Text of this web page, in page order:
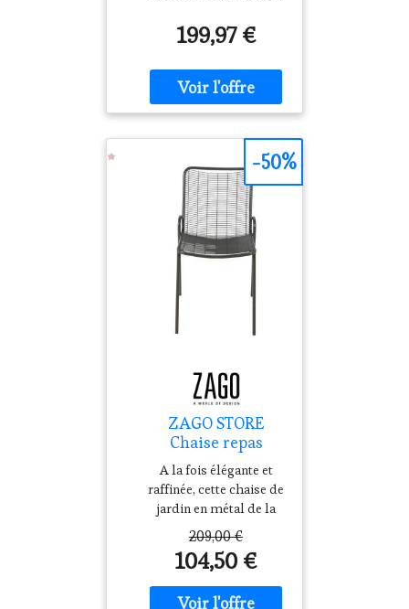
Hespéride
sur une petite terrasse.
Un salon duo
intemporel Imaginé
dans un style
industriel,...
199,97 €
ZAGO STORE
Chaise repas
outdoor métal
anthracite
A la fois élégante et
raffinée, cette chaise de
jardin en métal de la
collection Roma
trouvera une place de
choix dans votre
extérieur.Autour d'une
table en métal ou d'une
209,00 €
104,50 €
-50%